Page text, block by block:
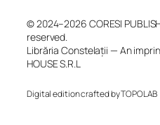
© 2024–2026 CORESI
reserved.
Librăria Constelații — An
HOUSE S.R.L
Digital edition crafted by TOPOLAB